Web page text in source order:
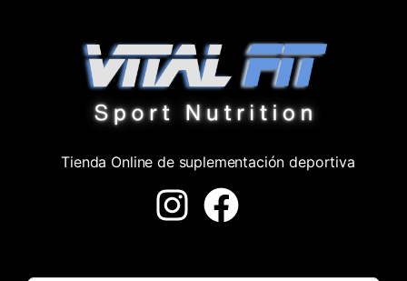
Tienda Online de suplementación deportiva